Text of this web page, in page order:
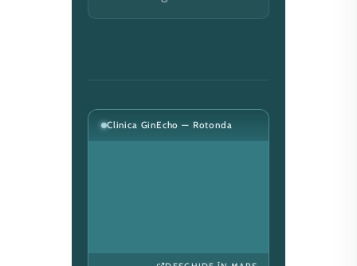
Clinica GinEcho — Rotonda